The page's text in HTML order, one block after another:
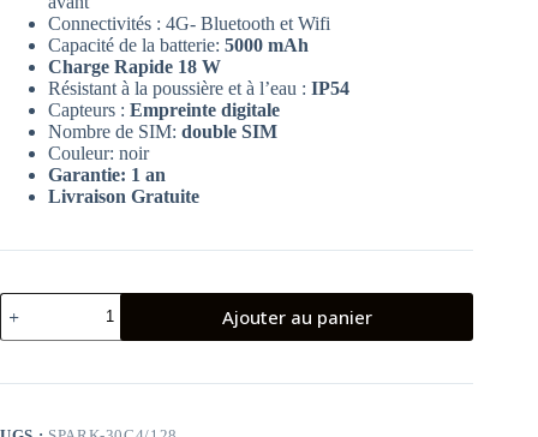
Connectivités : 4G- Bluetooth et Wifi
Capacité de la batterie: 5000 mAh
Charge Rapide 18 W
Résistant à la poussière et à l’eau : IP54
Capteurs : Empreinte digitale
Nombre de SIM: double SIM
Couleur: noir
Garantie: 1 an
Livraison Gratuite
quantité
de
Smartphone
spark
Ajouter au panier